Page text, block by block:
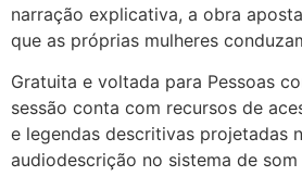
narração explicativa, a obra
que as próprias mulheres
Gratuita e voltada para Pessoas
sessão conta com recursos de
e legendas descritivas projetadas
audiodescrição no sistema de som